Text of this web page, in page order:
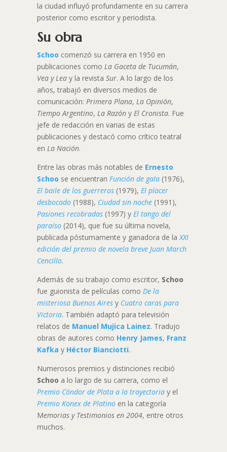
la ciudad influyó profundamente en su carrera
posterior como escritor y periodista.
Su obra
Schoo comenzó su carrera en 1950 en
publicaciones como La Gaceta de Tucumán,
Vea y Leay la revista Sur. A lo largo de los
años, trabajó en diversos medios de
comunicación: Primera Plana, La Opinión,
Tiempo Argentino, La Razóny El Cronista. Fue
jefe de redacción en varias de estas
publicaciones y destacó como crítico teatral
en La Nación.
Entre las obras más notables de Ernesto
Schoo se encuentran Función de gala(1976),
El baile de los guerreros(1979), El placer
desbocado(1988), Ciudad sin noche(1991),
Pasiones recobradas(1997) y El tango del
paraíso(2014), que fue su última novela,
publicada póstumamente y ganadora de laXXI
edición del premio de novela breve Juan March
Cencillo.
Además de su trabajo como escritor, Schoo
fue guionista de películas como De la
misteriosa Buenos Airesy Cuatro caras para
Victoria. También adaptó para televisión
relatos de Manuel Mujica Lainez. Tradujo
obras de autores como Henry James, Franz
Kafka y Héctor Bianciotti.
Numerosos premios y distinciones recibió
Schoo a lo largo de su carrera, como el
Premio Cóndor de Plata a la trayectoriay el
Premio Konex de Platinoen la categoría
Memorias y Testimonios en 2004, entre otros
muchos.